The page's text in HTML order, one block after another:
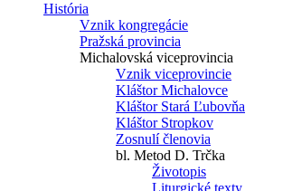
História
Vznik kongregácie
Pražská provincia
Michalovská viceprovincia
Vznik viceprovincie
Kláštor Michalovce
Kláštor Stará Ľubovňa
Kláštor Stropkov
Zosnulí členovia
bl. Metod D. Trčka
Životopis
Liturgické texty